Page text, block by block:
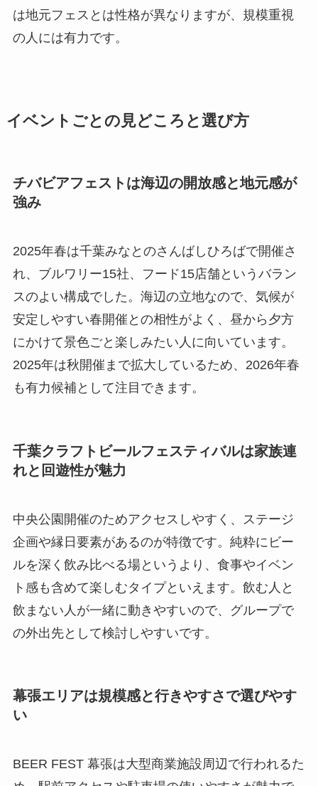
は地元フェスとは性格が異なりますが、規模重視
の人には有力です。
イベントごとの見どころと選び方
チバビアフェストは海辺の開放感と地元感が
強み
2025年春は千葉みなとのさんばしひろばで開催さ
れ、ブルワリー15社、フード15店舗というバラン
スのよい構成でした。海辺の立地なので、気候が
安定しやすい春開催との相性がよく、昼から夕方
にかけて景色ごと楽しみたい人に向いています。
2025年は秋開催まで拡大しているため、2026年春
も有力候補として注目できます。
千葉クラフトビールフェスティバルは家族連
れと回遊性が魅力
中央公園開催のためアクセスしやすく、ステージ
企画や縁日要素があるのが特徴です。純粋にビー
ルを深く飲み比べる場というより、食事やイベン
ト感も含めて楽しむタイプといえます。飲む人と
飲まない人が一緒に動きやすいので、グループで
の外出先として検討しやすいです。
幕張エリアは規模感と行きやすさで選びやす
い
BEER FEST 幕張は大型商業施設周辺で行われるた